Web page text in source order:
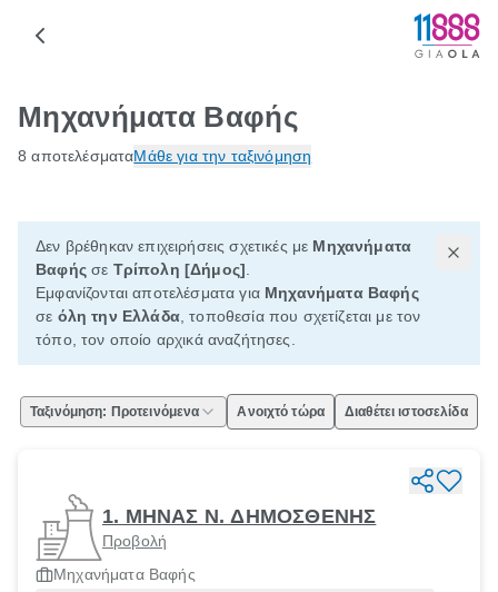
Μηχανήματα Βαφής
8 αποτελέσματαΜάθε για την ταξινόμηση
Δεν βρέθηκαν επιχειρήσεις σχετικές με Μηχανήματα
Βαφήςσε Τρίπολη [Δήμος]
Εμφανίζονται αποτελέσματα για Μηχανήματα Βαφής
σε όλη την Ελλάδα, τοποθεσία που σχετίζεται με τον
τόπο, τον οποίο αρχικά αναζήτησες.
Ταξινόμηση: Προτεινόμενα Ανοιχτό τώρα Διαθέτει ιστοσελίδα
1. ΜΗΝΑΣ Ν. ΔΗΜΟΣΘΕΝΗΣ
Προβολή
Μηχανήματα Βαφής